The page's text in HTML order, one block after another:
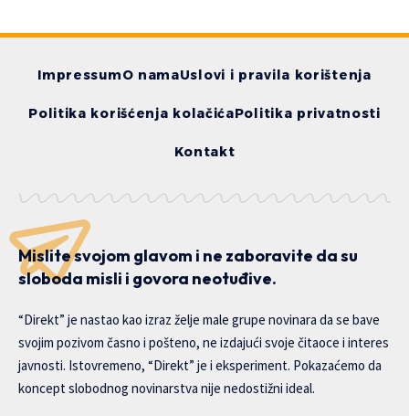
ImpressumO namaUslovi i pravila korištenja
Politika korišćenja kolačićaPolitika privatnosti
Kontakt
Mislite svojom glavom i ne zaboravite da su
sloboda misli i govora neotuđive.
“Direkt” je nastao kao izraz želje male grupe novinara da se bave
svojim pozivom časno i pošteno, ne izdajući svoje čitaoce i interes
javnosti. Istovremeno, “Direkt” je i eksperiment. Pokazaćemo da
koncept slobodnog novinarstva nije nedostižni ideal.